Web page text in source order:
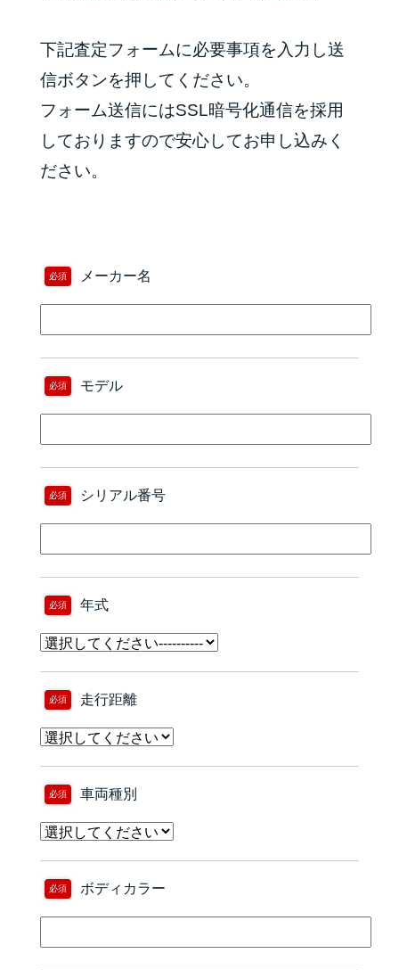
下記査定フォームに必要事項を入力し送
信ボタンを押してください。
フォーム送信にはSSL暗号化通信を採用
しておりますので安心してお申し込みく
ださい。
必須 メーカー名
必須 モデル
必須 シリアル番号
必須 年式
必須 走行距離
必須 車両種別
必須 ボディカラー